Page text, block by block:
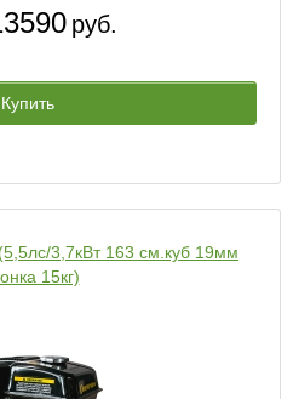
руб.
Купить
3,7кВт 163 см.куб 19мм
15кг)